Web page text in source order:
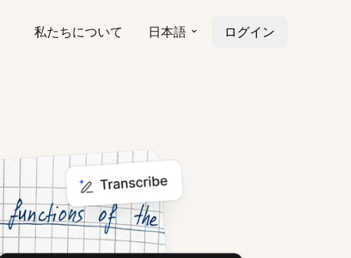
私たちについて 日本語 ログイン